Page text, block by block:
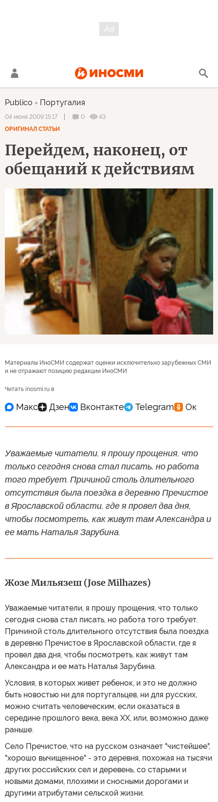
Publico Португалия
04 июня 2009 15:17 0
43
ОРИГИНАЛ СТАТЬИ
Перейдем, наконец, от
обещаний к действиям
Материалы ИноСМИ содержат оценки исключительно зарубежных СМИ
и не отражают позицию редакции ИноСМИ
Читать inosmi.ru в
Уважаемые читатели, я прошу прощения, что
только сегодня снова стал писать, но работа
того требует. Причиной столь длительного
отсутствия была поездка в деревню Пречистое
в Ярославской области, где я провел два дня,
чтобы посмотреть, как живут там Александра и
ее мать Наталья Зарубина.
Жозе Мильязеш (Jose Milhazes)
Уважаемые читатели, я прошу прощения, что только
сегодня снова стал писать, но работа того требует.
Причиной столь длительного отсутствия была поездка
в деревню Пречистое в Ярославской области, где я
провел два дня, чтобы посмотреть, как живут там
Александра и ее мать Наталья Зарубина.
Условия, в которых живет ребенок, и это не должно
быть новостью ни для португальцев, ни для русских,
можно считать человеческим, если оказаться в
середине прошлого века, века XX, или, возможно даже
раньше.
Село Пречистое, что на русском означает "чистейшее",
"хорошо вычищенное" - это деревня, похожая на тысячи
других российских сел и деревень, со старыми и
новыми домами, плохими и сносными дорогами и
другими атрибутами сельской жизни.